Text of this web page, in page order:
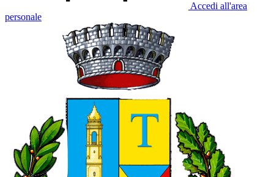
Accedi all'area
personale